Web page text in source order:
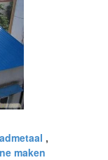
,
maken